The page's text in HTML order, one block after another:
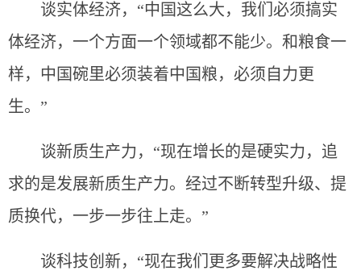
谈实体经济，“中国这么大，我们必须搞实
体经济，一个方面一个领域都不能少。和粮食一
样，中国碗里必须装着中国粮，必须自力更
生。”
谈新质生产力，“现在增长的是硬实力，追
求的是发展新质生产力。经过不断转型升级、提
质换代，一步一步往上走。”
谈科技创新，“现在我们更多要解决战略性